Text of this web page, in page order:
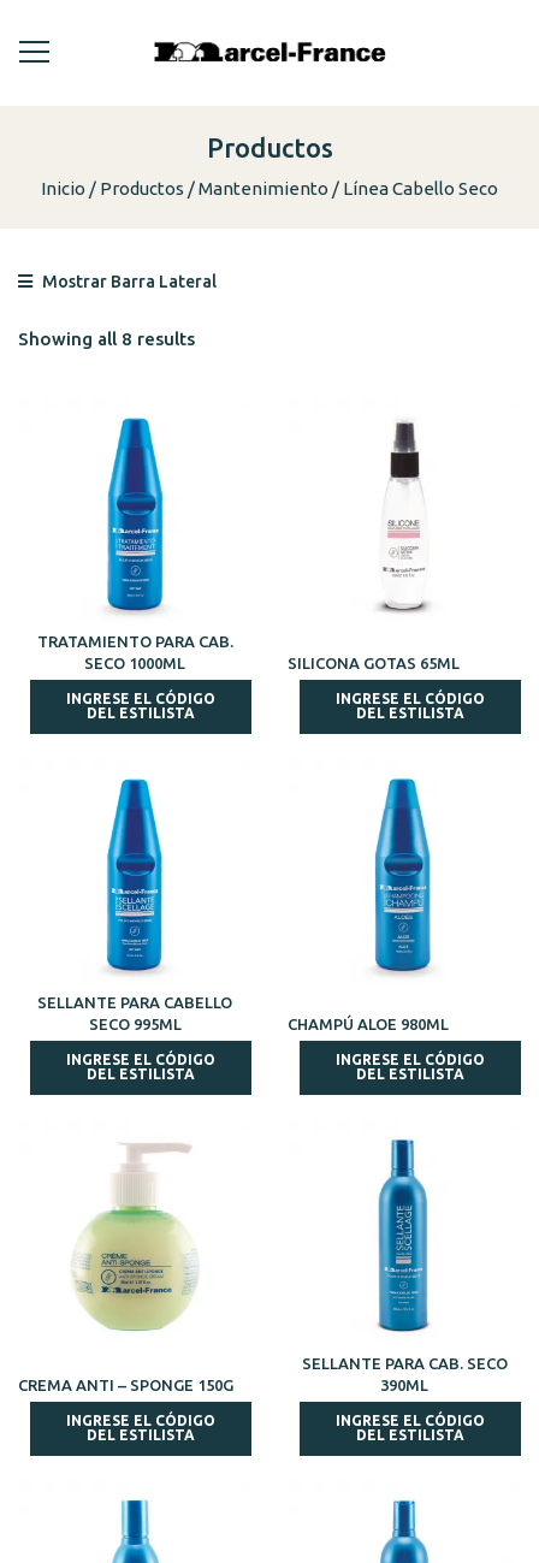
Productos
Inicio Productos Mantenimiento Línea Cabello Seco
Mostrar Barra Lateral
Showing all 8 results
TRATAMIENTO PARA CAB.
SECO 1000ML
INGRESE EL CÓDIGO
DEL ESTILISTA
SILICONA GOTAS 65ML
INGRESE EL CÓDIGO
DEL ESTILISTA
SELLANTE PARA CABELLO
SECO 995ML
INGRESE EL CÓDIGO
DEL ESTILISTA
CHAMPÚ ALOE 980ML
INGRESE EL CÓDIGO
DEL ESTILISTA
CREMA ANTI – SPONGE 150G
INGRESE EL CÓDIGO
DEL ESTILISTA
SELLANTE PARA CAB. SECO
390ML
INGRESE EL CÓDIGO
DEL ESTILISTA